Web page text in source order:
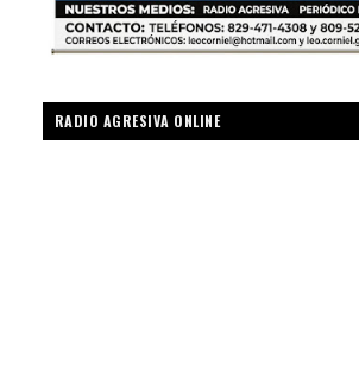
RADIO AGRESIVA ONLINE